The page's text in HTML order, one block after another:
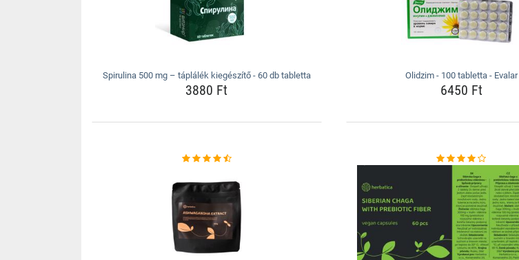
Spirulina 500 mg – táplálék kiegészítő - 60 db tabletta
3880 Ft
Olidzim - 100 tabletta - Evalar
6450 Ft